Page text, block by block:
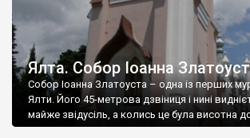
Ялта. Собор Іоанна
Собор Іоанна Златоуста – одна із перших
Ялти. Його 45-метрова дзвіниця і нині
майже звідусіль, а колись це була висотна